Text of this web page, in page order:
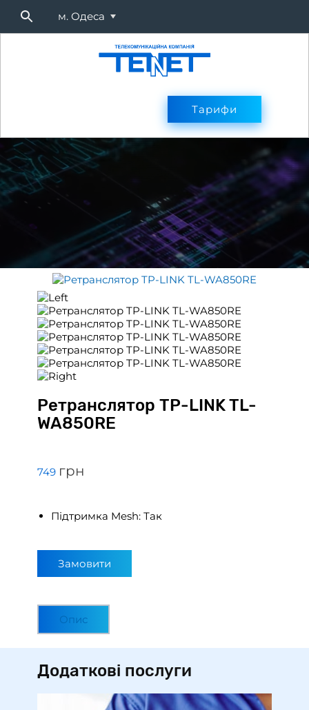
м. Одеса
Оплата
Тарифи
Ретранслятор TP-LINK TL-
WA850RE
749 грн
Підтримка Mesh: Так
Замовити
Опис
Додаткові послуги